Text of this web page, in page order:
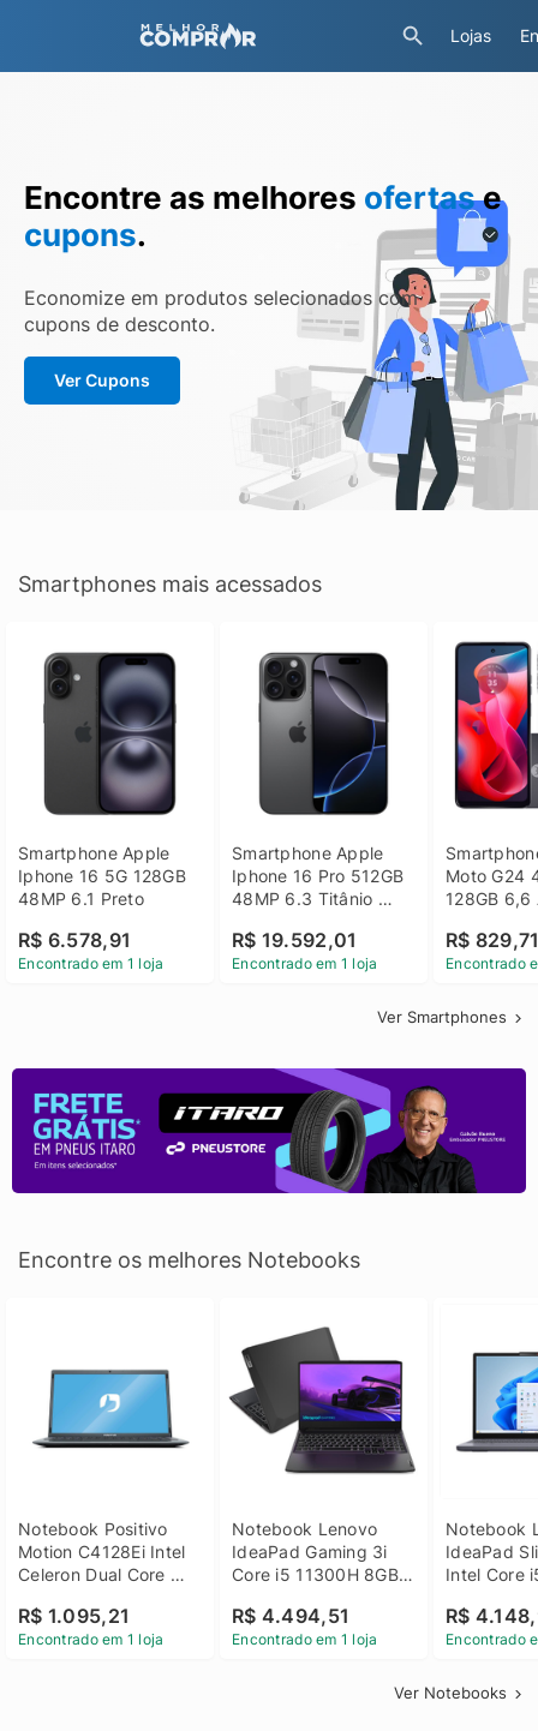
Lojas
Encontre as melhores ofertase
cupons.
Economize em produtos selecionados com
cupons de desconto.
Ver Cupons
Smartphones mais acessados
Smartphone Apple
Iphone 16 5G 128GB
48MP 6.1 Preto
R$ 6.578,91
Encontrado em 1 loja
Smartphone Apple
Iphone 16 Pro 512GB
48MP 6.3 Titânio
R$ 19.592,01
Encontrado em 1 loja
Moto G24
128GB 6,6
R$
Encontrado
Ver Smartphones
Encontre os melhores Notebooks
Notebook Positivo
Motion C4128Ei Intel
Celeron Dual Core
Linux 14 - 3002181
R$ 1.095,21
Encontrado em 1 loja
Notebook Lenovo
IdeaPad Gaming 3i
Core i5 11300H 8GB
GTX 1650 4GB 15.6
FHD Linux - Preto
R$ 4.494,51
Encontrado em 1 loja
Notebook
IdeaPad
Intel Core
SSD Win
R$
Encontrado
Ver Notebooks